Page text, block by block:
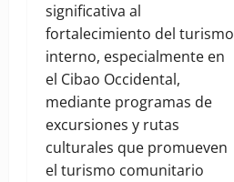
significativa al
fortalecimiento del turismo
interno, especialmente en
el Cibao Occidental,
mediante programas de
excursiones y rutas
culturales que promueven
el turismo comunitario